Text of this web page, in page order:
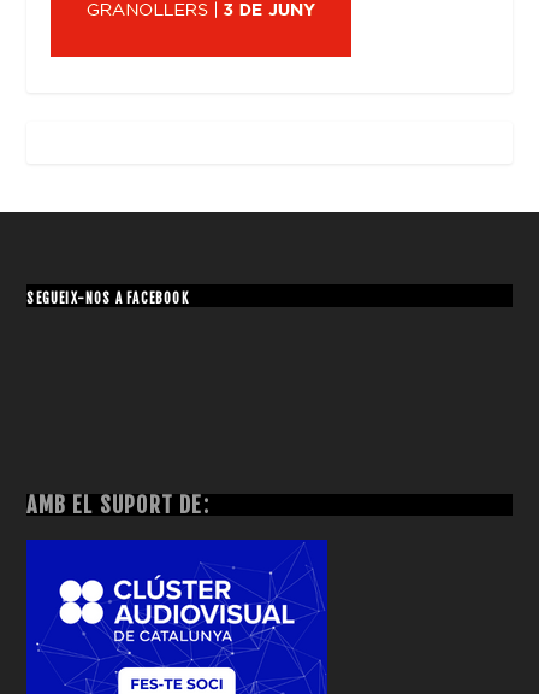
SEGUEIX-NOS A FACEBOOK
AMB EL SUPORT DE: